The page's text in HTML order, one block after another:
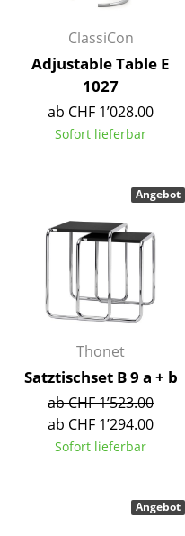
Einzelteile
... alle Sitzmöbel
Beistelltische
Couchtische
Schreibtische
Sekretäre & PC-Tische
Konferenztische
Stehtische & Stehpulte
Kindertische
ClassiCon
Adjustable Table E
1027
ab CHF 1’028.00
Sofort lieferbar
Thonet
Satztischset B 9 a + b
ab CHF 1’523.00
ab CHF 1’294.00
Sofort lieferbar
Angebot
Angebot